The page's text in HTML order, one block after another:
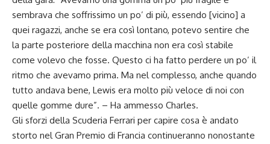
sembrava che soffrissimo un po’ di più, essendo [vicino] a
quei ragazzi, anche se era così lontano, potevo sentire che
la parte posteriore della macchina non era così stabile
come volevo che fosse. Questo ci ha fatto perdere un po’ il
ritmo che avevamo prima. Ma nel complesso, anche quando
tutto andava bene, Lewis era molto più veloce di noi con
quelle gomme dure”. – Ha ammesso Charles.
Gli sforzi della Scuderia Ferrari per capire cosa è andato
storto nel Gran Premio di Francia continueranno nonostante